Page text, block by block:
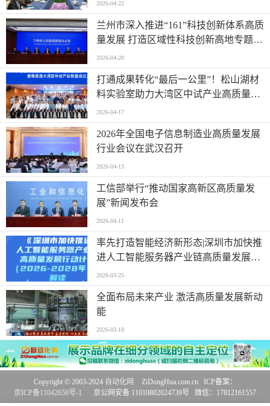
2026-04-22
兰州市深入推进“161”科技创新体系高质
量发展 打造区域性科技创新高地专题新
闻发布会实录（文+图）
2026-04-20
打通成果转化“最后一公里”！松山湖材
料实验室助力大湾区中试产业高质量发
展
2026-04-17
2026年全国电子信息制造业高质量发展
行业会议在武汉召开
2026-04-13
工信部举行“推动国家高新区高质量发
展”新闻发布会
2026-04-11
率先打造智能经济新形态|深圳市加快推
进人工智能服务器产业链高质量发展行
动计划
2026-03-25
全面布局未来产业 激活高质量发展新动
能
2026-03-18
Copyright © 2003-2024 自动化网
ZiDongHua.com.cn ICP备案：
京ICP备11042658号-1
京公网安备 11010802024739号 微信：17812161557